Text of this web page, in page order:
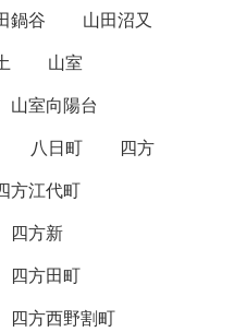
鍋谷
山田沼又
山室
山室向陽台
八日町
四方
方江代町
四方新
四方田町
四方西野割町